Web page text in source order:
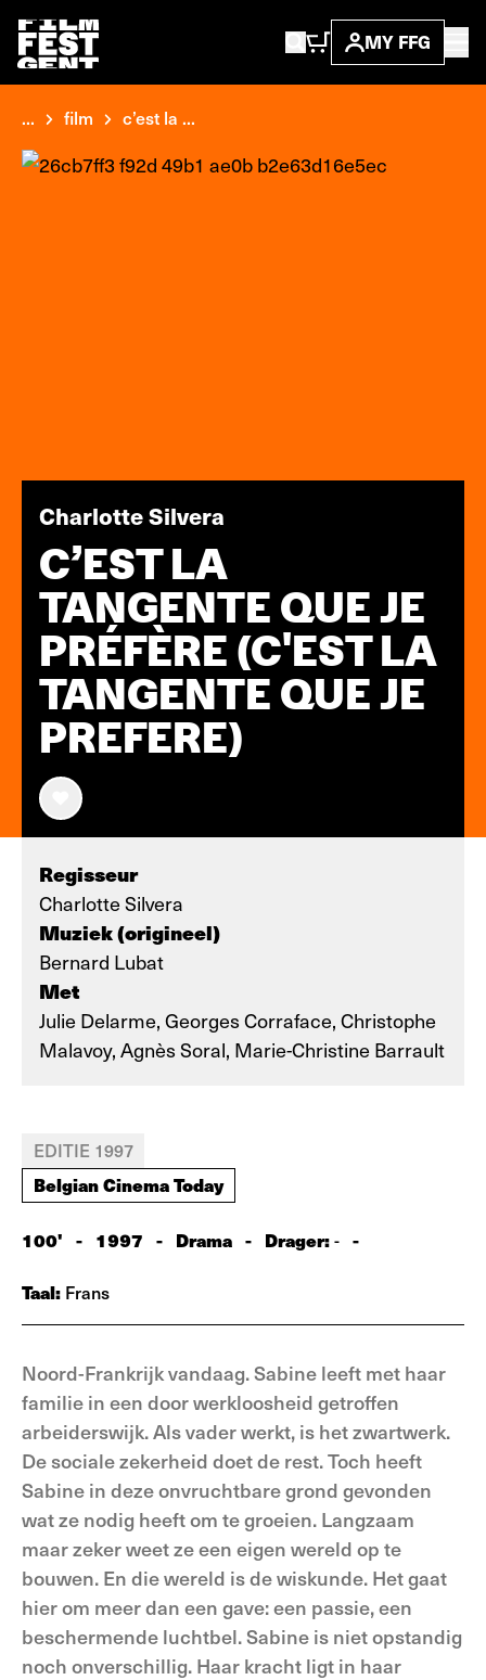
MY FFG
... film c’est la ...
Charlotte Silvera
C’EST LA
TANGENTE QUE JE
PRÉFÈRE (C'EST LA
TANGENTE QUE JE
PREFERE)
Regisseur
Charlotte Silvera
Muziek (origineel)
Bernard Lubat
Met
Julie Delarme, Georges Corraface, Christophe
Malavoy, Agnès Soral, Marie-Christine Barrault
EDITIE 1997
Belgian Cinema Today
100' - 1997 - Drama - Drager:- -
Taal: Frans
Noord-Frankrijk vandaag. Sabine leeft met haar
familie in een door werkloosheid getroffen
arbeiderswijk. Als vader werkt, is het zwartwerk.
De sociale zekerheid doet de rest. Toch heeft
Sabine in deze onvruchtbare grond gevonden
wat ze nodig heeft om te groeien. Langzaam
maar zeker weet ze een eigen wereld op te
bouwen. En die wereld is de wiskunde. Het gaat
hier om meer dan een gave: een passie, een
beschermende luchtbel. Sabine is niet opstandig
noch onverschillig. Haar kracht ligt in haar